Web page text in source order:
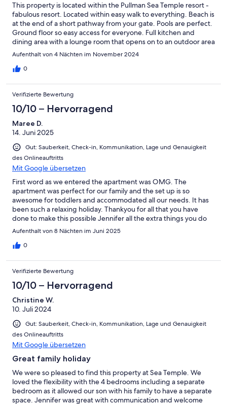
This property is located within the Pullman Sea Temple resort -
fabulous resort. Located within easy walk to everything. Beach is
at the end of a short pathway from your gate. Pools are perfect.
Ground floor so easy access for everyone. Full kitchen and
dining area with a lounge room that opens on to an outdoor area
with a pool.
Aufenthalt von 4 Nächten im November 2024
0
Verifizierte Bewertung
10/10 – Hervorragend
Maree D.
14. Juni 2025
Gut: Sauberkeit, Check-in, Kommunikation, Lage und Genauigkeit
des Onlineauftritts
Mit Google übersetzen
First word as we entered the apartment was OMG. The
apartment was perfect for our family and the set up is so
awesome for toddlers and accommodated all our needs. It has
been such a relaxing holiday. Thankyou for all that you have
done to make this possible Jennifer all the extra things you do
and have done have definitely not gone unnoticed. Definitely
Aufenthalt von 8 Nächten im Juni 2025
0
Verifizierte Bewertung
10/10 – Hervorragend
Christine W.
10. Juli 2024
Gut: Sauberkeit, Check-in, Kommunikation, Lage und Genauigkeit
des Onlineauftritts
Mit Google übersetzen
Great family holiday
We were so pleased to find this property at Sea Temple. We
loved the flexibility with the 4 bedrooms including a separate
bedroom as it allowed our son with his family to have a separate
space. Jennifer was great with communication and welcome